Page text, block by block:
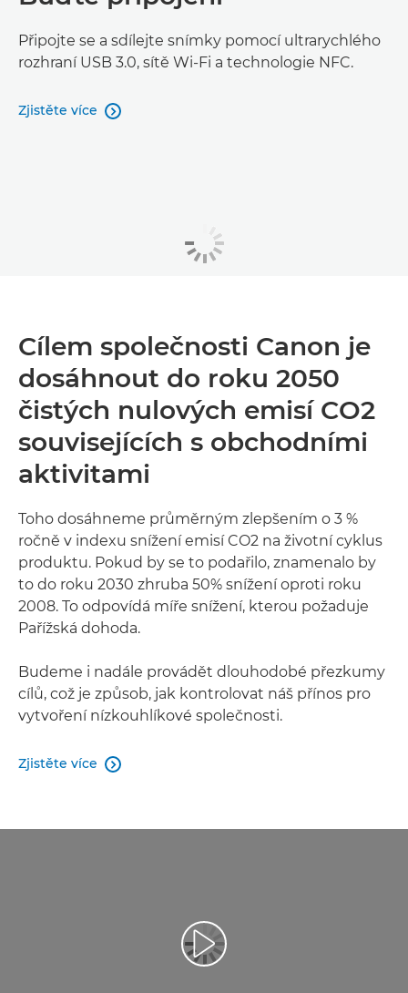
Připojte se a sdílejte snímky pomocí ultrarychlého
rozhraní USB 3.0, sítě Wi-Fi a technologie NFC.
Zjistěte více 
Cílem společnosti Canon je
dosáhnout do roku 2050
čistých nulových emisí CO2
souvisejících s obchodními
aktivitami
Toho dosáhneme průměrným zlepšením o 3 %
ročně v indexu snížení emisí CO2 na životní cyklus
produktu. Pokud by se to podařilo, znamenalo by
to do roku 2030 zhruba 50% snížení oproti roku
2008. To odpovídá míře snížení, kterou požaduje
Pařížská dohoda.
Budeme i nadále provádět dlouhodobé přezkumy
cílů, což je způsob, jak kontrolovat náš přínos pro
vytvoření nízkouhlíkové společnosti.
Zjistěte více 